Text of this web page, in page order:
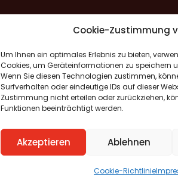
Cookie-Zustimmung
Um Ihnen ein optimales Erlebnis zu bieten,
Cookies, um Geräteinformationen zu speichern
Wenn Sie diesen Technologien zustimmen,
Surfverhalten oder eindeutige IDs auf dieser
Zustimmung nicht erteilen oder zurückziehen,
Funktionen beeinträchtigt werden.
Akzeptieren Ablehnen
Cookie-Richtlinie